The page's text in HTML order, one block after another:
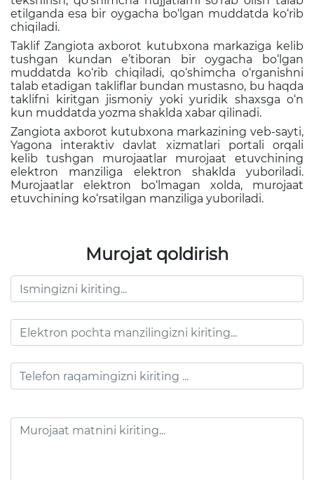
etilganda esa bir oygacha bo‘lgan muddatda ko‘rib
chiqiladi.
Taklif Zangiota axborot kutubxona markaziga kelib
tushgan kundan e’tiboran bir oygacha bo‘lgan
muddatda ko‘rib chiqiladi, qo‘shimcha o‘rganishni
talab etadigan takliflar bundan mustasno, bu haqda
taklifni kiritgan jismoniy yoki yuridik shaxsga o‘n
kun muddatda yozma shaklda xabar qilinadi.
Zangiota axborot kutubxona markazining veb-sayti,
Yagona interaktiv davlat xizmatlari portali orqali
kelib tushgan murojaatlar murojaat etuvchining
elektron manziliga elektron shaklda yuboriladi.
Murojaatlar elektron bo‘lmagan xolda, murojaat
etuvchining ko‘rsatilgan manziliga yuboriladi.
Murojat qoldirish